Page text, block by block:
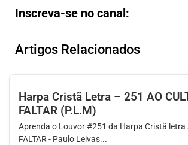
WINDOWS
Inscreva-se no canal:
Artigos Relacionados
Harpa Cristã Letra – 251 AO
FALTAR (P.L.M)
Aprenda o Louvor #251 da Harpa Cristã letra
FALTAR - Paulo Leivas...